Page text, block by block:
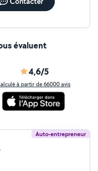
évaluent
4,6/5
à partir de 66000 avis
Auto-entrepreneur